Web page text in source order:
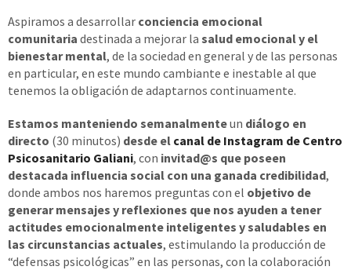
Aspiramos a desarrollar conciencia emocional
comunitaria destinada a mejorar la salud emocional y el
bienestar mental, de la sociedad en general y de las personas
en particular, en este mundo cambiante e inestable al que
tenemos la obligación de adaptarnos continuamente.
Estamos manteniendo semanalmenteun diálogo en
directo (30 minutos) desde el canal de Instagram de Centro
Psicosanitario Galiani, con invitad@s que poseen
destacada influencia social con una ganada credibilidad,
donde ambos nos haremos preguntas con el objetivo de
generar mensajes y reflexiones que nos ayuden a tener
actitudes emocionalmente inteligentes y saludables en
las circunstancias actuales, estimulando la producción de
“defensas psicológicas” en las personas, con la colaboración